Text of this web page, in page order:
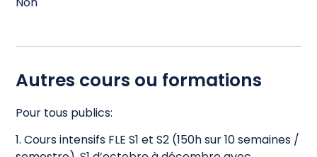
Autres cours ou formations ​
Pour tous publics:
1. Cours intensifs FLE S1 et S2 (150h sur 10 semaines /